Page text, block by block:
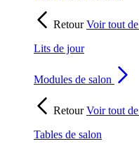
RetourVoir tout de
Lits de jour
Modules de salon
RetourVoir tout de
Tables de salon